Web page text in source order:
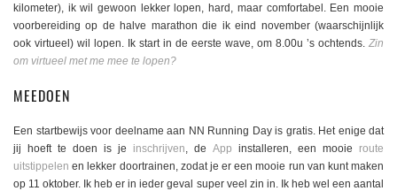
kilometer), ik wil gewoon lekker lopen, hard, maar comfortabel. Een mooie
voorbereiding op de halve marathon die ik eind november (waarschijnlijk
ook virtueel) wil lopen. Ik start in de eerste wave, om 8.00u ’s ochtends. Zin
om virtueel met me mee te lopen?
MEEDOEN
Een startbewijs voor deelname aan NN Running Day is gratis. Het enige dat
jij hoeft te doen is je inschrijven , de App installeren, een mooie route
uitstippelen en lekker doortrainen, zodat je er een mooie run van kunt maken
op 11 oktober. Ik heb er in ieder geval super veel zin in. Ik heb wel een aantal